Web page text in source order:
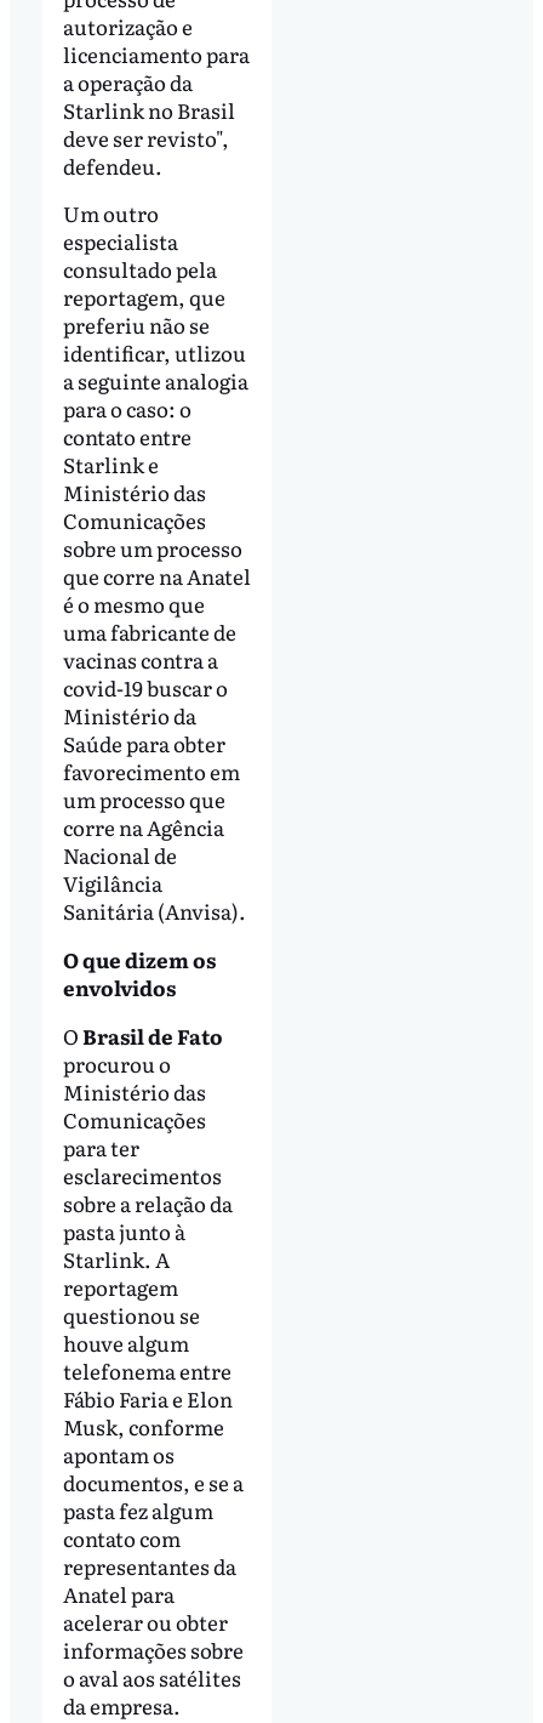
autorização e
licenciamento para
a operação da
Starlink no Brasil
deve ser revisto",
defendeu.
Um outro
especialista
consultado pela
reportagem, que
preferiu não se
identificar, utlizou
a seguinte analogia
para o caso: o
contato entre
Starlink e
Ministério das
Comunicações
sobre um processo
que corre na Anatel
é o mesmo que
uma fabricante de
vacinas contra a
covid-19 buscar o
Ministério da
Saúde para obter
favorecimento em
um processo que
corre na Agência
Nacional de
Vigilância
Sanitária (Anvisa).
O que dizem os
envolvidos
OBrasil de Fato
procurou o
Ministério das
Comunicações
para ter
esclarecimentos
sobre a relação da
pasta junto à
Starlink. A
reportagem
questionou se
houve algum
telefonema entre
Fábio Faria e Elon
Musk, conforme
apontam os
documentos, e se a
pasta fez algum
contato com
representantes da
Anatel para
acelerar ou obter
informações sobre
o aval aos satélites
da empresa.